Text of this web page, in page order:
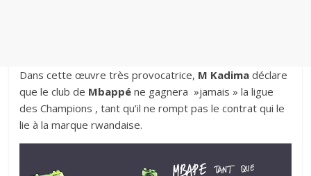
Dans cette œuvre très provocatrice, M Kadima déclare
que le club de Mbappé ne gagnera »jamais » la ligue
des Champions , tant qu’il ne rompt pas le contrat qui le
lie à la marque rwandaise.